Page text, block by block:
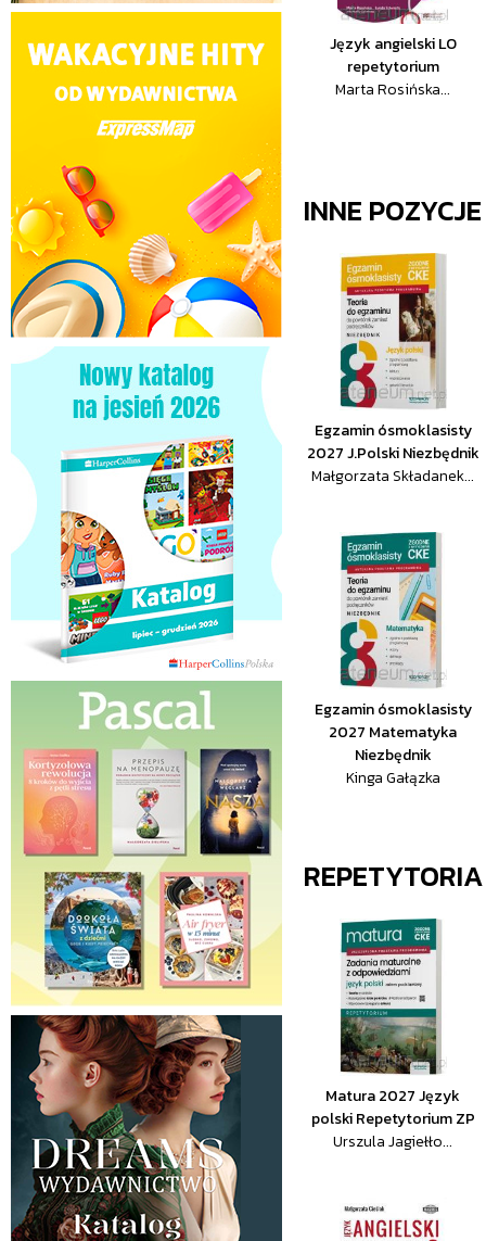
Język angielski LO
repetytorium
Marta Rosińska...
INNE
Egzamin ósmoklasisty
2027 J.Polski Niezbędnik
Małgorzata Składanek...
Egzamin ósmoklasisty
2027 Matematyka
Niezbędnik
Kinga Gałązka
REPETYTORIA
Matura 2027 Język
polski Repetytorium ZP
Urszula Jagiełło...